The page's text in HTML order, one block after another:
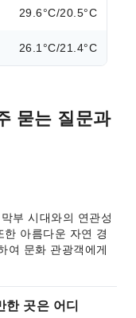
29.6°C/20.5°C
26.1°C/21.4°C
묻는 질문과
부 시대와의 연관성
아름다운 자연 경
여 문화 관광객에게
한 곳은 어디